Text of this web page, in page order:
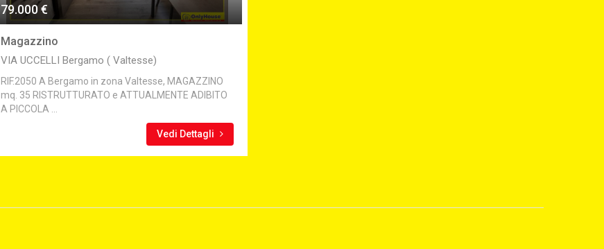
79.000 €
Magazzino
VIA UCCELLI Bergamo ( Valtesse)
RIF.2050 A Bergamo in zona Valtesse, MAGAZZINO
mq. 35 RISTRUTTURATO e ATTUALMENTE ADIBITO
A PICCOLA ...
Vedi Dettagli